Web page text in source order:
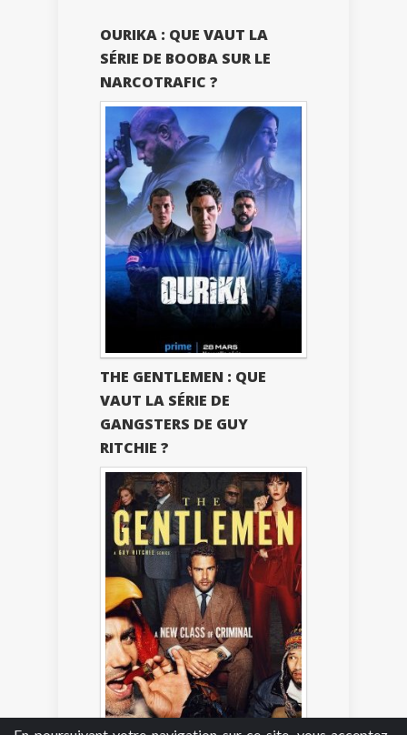
OURIKA : QUE VAUT LA
SÉRIE DE BOOBA SUR LE
NARCOTRAFIC ?
THE GENTLEMEN : QUE
VAUT LA SÉRIE DE
GANGSTERS DE GUY
RITCHIE ?